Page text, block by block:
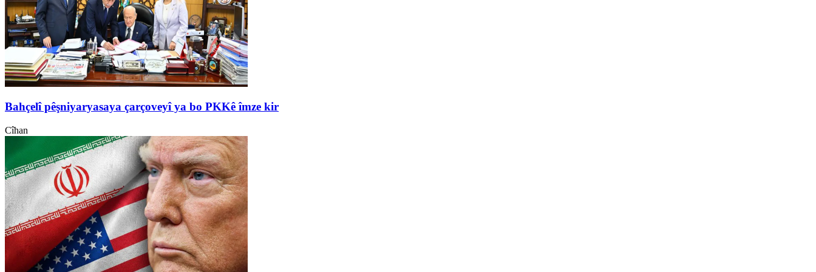
Bahçelî pêşniyaryasaya çarçoveyî ya bo PKKê îmze kir
Cîhan